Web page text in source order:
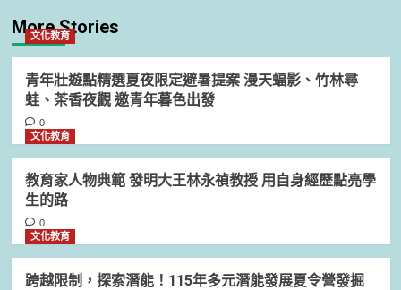
More Stories
文化教育
青年壯遊點精選夏夜限定避暑提案 漫天蝠影、竹林尋
蛙、茶香夜觀 邀青年暮色出發
0
文化教育
教育家人物典範 發明大王林永禎教授 用自身經歷點亮學
生的路
0
文化教育
跨越限制，探索潛能！115年多元潛能發展夏令營發掘